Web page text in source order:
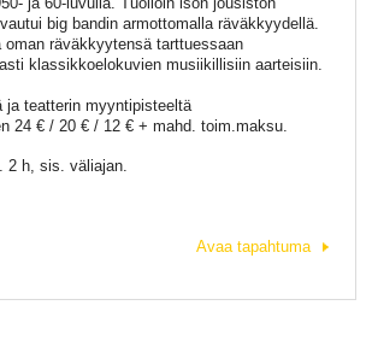
big bandin armottomalla räväkkyydellä.
oman räväkkyytensä tarttuessaan
klassikkoelokuvien musiikillisiin aarteisiin.
ja teatterin myyntipisteeltä
24 € / 20 € / 12 € + mahd. toim.maksu.
2 h, sis. väliajan.
Avaa tapahtuma